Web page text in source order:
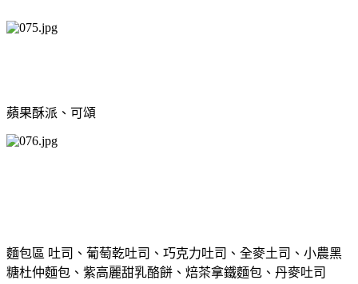
蘋果酥派、可頌
麵包區 吐司、葡萄乾吐司、巧克力吐司、全麥土司、小農黑
糖杜仲麵包、紫高麗甜乳酪餅、焙茶拿鐵麵包、丹麥吐司